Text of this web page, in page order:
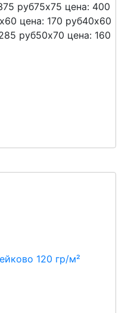
руб75х75 цена: 400
цена: 170 руб40х60
руб50х70 цена: 160